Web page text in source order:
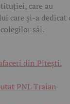
care au
care și-a dedicat
săi.
din Pitești.
PNL Traian